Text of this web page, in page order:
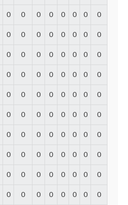
0 0 0 0 0 0 0 0
0 0 0 0 0 0 0 0
0 0 0 0 0 0 0 0
0 0 0 0 0 0 0 0
0 0 0 0 0 0 0 0
0 0 0 0 0 0 0 0
0 0 0 0 0 0 0 0
0 0 0 0 0 0 0 0
0 0 0 0 0 0 0 0
0 0 0 0 0 0 0 0